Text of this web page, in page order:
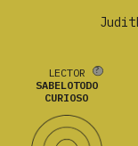
LECTOR
SABELOTODO
CURIOSO